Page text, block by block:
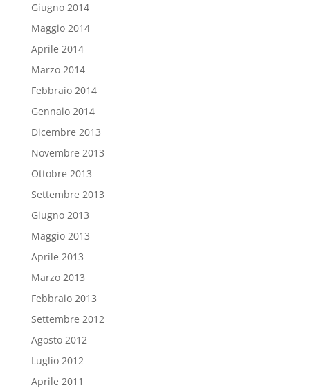
Giugno 2014
Maggio 2014
Aprile 2014
Marzo 2014
Febbraio 2014
Gennaio 2014
Dicembre 2013
Novembre 2013
Ottobre 2013
Settembre 2013
Giugno 2013
Maggio 2013
Aprile 2013
Marzo 2013
Febbraio 2013
Settembre 2012
Agosto 2012
Luglio 2012
Aprile 2011